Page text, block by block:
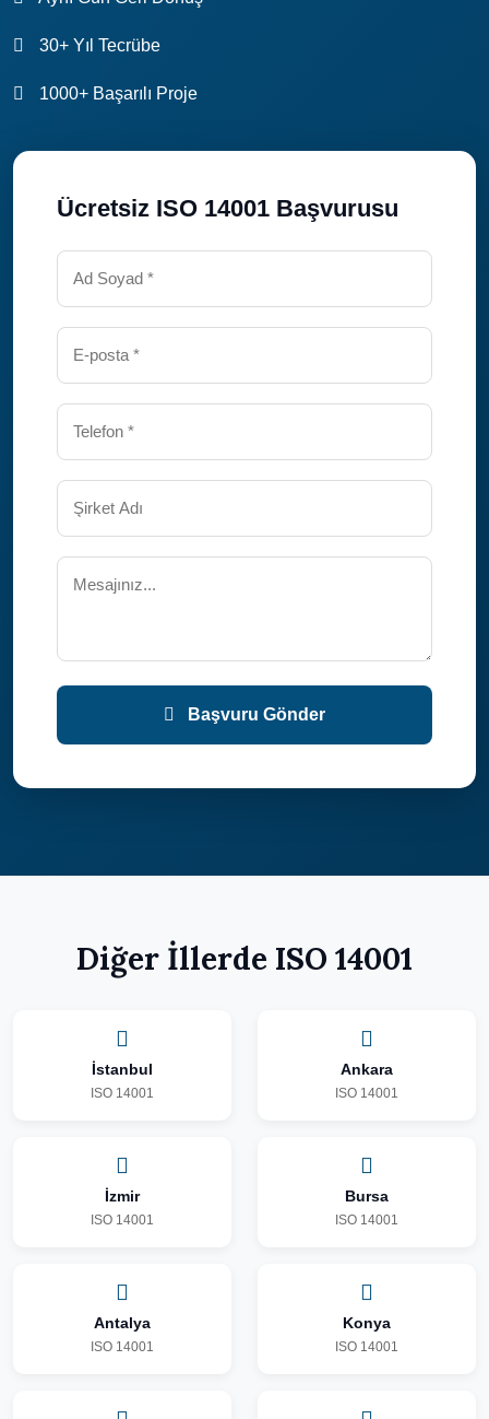
30+ Yıl Tecrübe
1000+ Başarılı Proje
Ücretsiz ISO 14001 Başvurusu
Başvuru Gönder
Diğer İllerde ISO 14001
İstanbul
ISO 14001
Ankara
ISO 14001
İzmir
ISO 14001
Bursa
ISO 14001
Antalya
ISO 14001
Konya
ISO 14001